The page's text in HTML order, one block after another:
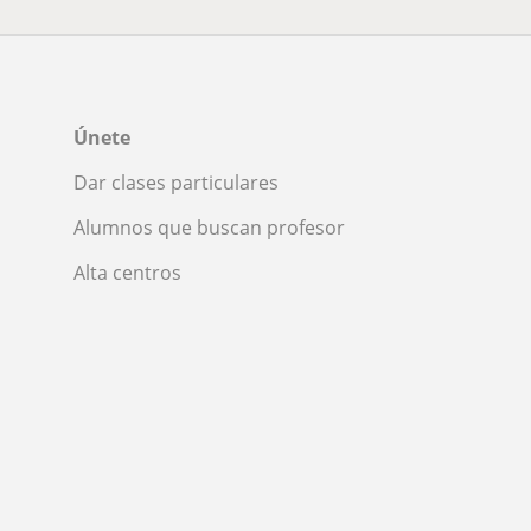
Únete
Dar clases particulares
Alumnos que buscan profesor
Alta centros